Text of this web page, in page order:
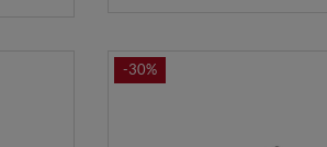
-30%